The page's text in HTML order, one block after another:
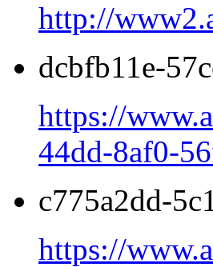
http://
dcbfb11e-
https://
44dd-8af0-
c775a2dd-
https://